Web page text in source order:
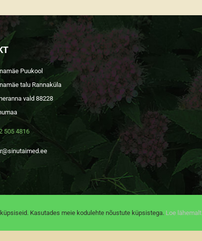
Puukool
talu Rannaküla
vald 88228
505 4816
Kasutades meie kodulehte nõustute küpsistega. Loe lähemalt